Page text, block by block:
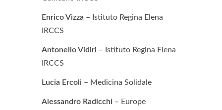
Enrico Vizza – Istituto Regina Elena
IRCCS
Antonello Vidiri – Istituto Regina Elena
IRCCS
Lucia Ercoli – Medicina Solidale
Alessandro Radicchi – Europe